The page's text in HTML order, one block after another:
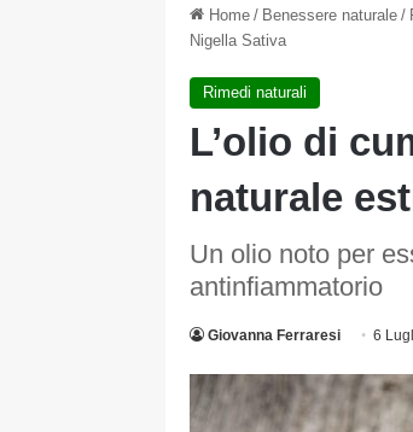
Home / Benessere naturale /
Nigella Sativa
Rimedi naturali
L’olio di
naturale
Un olio noto per
antinfiammatorio
Giovanna Ferraresi 6